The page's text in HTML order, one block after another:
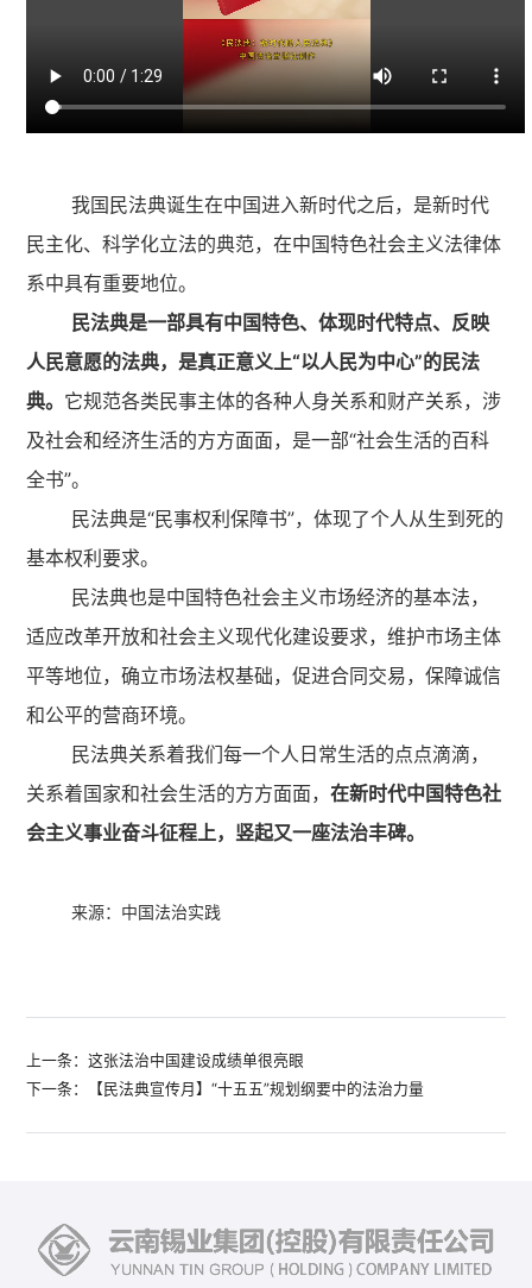
我国民法典诞生在中国进入新时代之后，是新时代
民主化、科学化立法的典范，在中国特色社会主义法律体
系中具有重要地位。
民法典是一部具有中国特色、体现时代特点、反映
人民意愿的法典，是真正意义上“以人民为中心”的民法
典。 它规范各类民事主体的各种人身关系和财产关系，涉
及社会和经济生活的方方面面，是一部“社会生活的百科
全书”。
民法典是“民事权利保障书”，体现了个人从生到死的
基本权利要求。
民法典也是中国特色社会主义市场经济的基本法，
适应改革开放和社会主义现代化建设要求，维护市场主体
平等地位，确立市场法权基础，促进合同交易，保障诚信
和公平的营商环境。
民法典关系着我们每一个人日常生活的点点滴滴，
关系着国家和社会生活的方方面面，在新时代中国特色社
会主义事业奋斗征程上，竖起又一座法治丰碑。
来源：中国法治实践
上一条：这张法治中国建设成绩单很亮眼
下一条：【民法典宣传月】“十五五”规划纲要中的法治力量